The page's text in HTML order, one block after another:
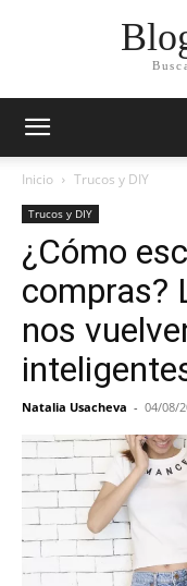
Inicio Trucos y DIY
Trucos y DIY
¿Cómo
compras?
nos
Natalia Usacheva - 04/08/